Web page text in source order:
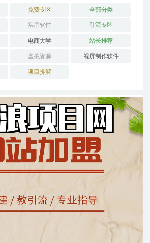
免费专区 全部分类
实用软件 引流专区
电商大学 站长推荐
虚拟资源 视屏制作软件
项目拆解